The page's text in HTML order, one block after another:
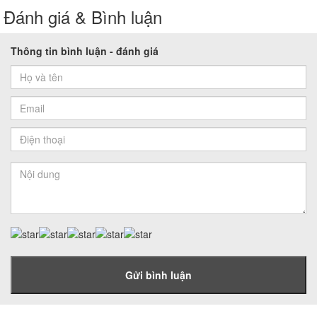
Đánh giá & Bình luận
Thông tin bình luận - đánh giá
Gửi bình luận